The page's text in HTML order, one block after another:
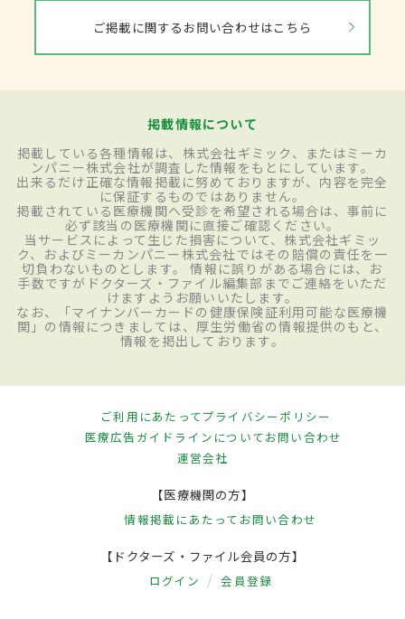
ご掲載に関するお問い合わせはこちら
掲載情報について
掲載している各種情報は、株式会社ギミック、またはミーカ
ンパニー株式会社が調査した情報をもとにしています。
出来るだけ正確な情報掲載に努めておりますが、内容を完全
に保証するものではありません。
掲載されている医療機関へ受診を希望される場合は、事前に
必ず該当の医療機関に直接ご確認ください。
当サービスによって生じた損害について、株式会社ギミッ
ク、およびミーカンパニー株式会社ではその賠償の責任を一
切負わないものとします。 情報に誤りがある場合には、お
手数ですがドクターズ・ファイル編集部までご連絡をいただ
けますようお願いいたします。
なお、「マイナンバーカードの健康保険証利用可能な医療機
関」の情報につきましては、厚生労働省の情報提供のもと、
情報を掲出しております。
ご利用にあたってプライバシーポリシー
医療広告ガイドラインについてお問い合わせ
運営会社
【医療機関の方】
情報掲載にあたって お問い合わせ
【ドクターズ・ファイル会員の方】
ログイン 会員登録